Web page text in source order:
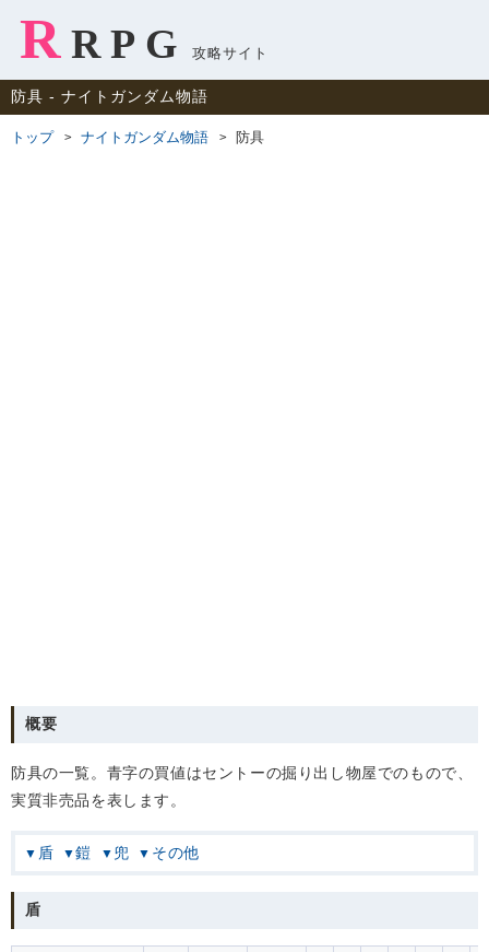
R RPG 攻略サイト
防具 ‐ ナイトガンダム物語
トップ ナイトガンダム物語 防具
概要
防具の一覧。青字の買値はセントーの掘り出し物屋でのもので、
実質非売品を表します。
盾 鎧 兜 その他
盾